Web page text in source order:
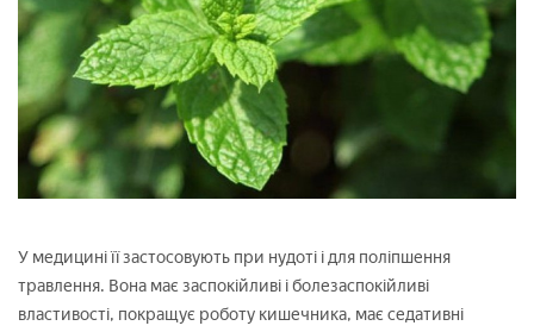
У медицині її застосовують при нудоті і для поліпшення
травлення. Вона має заспокійливі і болезаспокійливі
властивості, покращує роботу кишечника, має седативні